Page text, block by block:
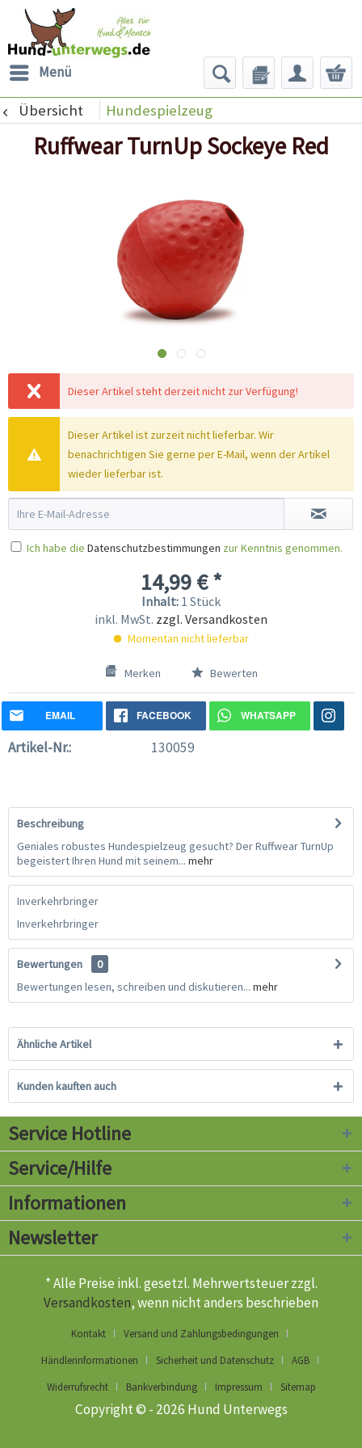
Menü
Übersicht Hundespielzeug
Ruffwear TurnUp Sockeye Red
Dieser Artikel steht derzeit nicht zur Verfügung!
Dieser Artikel ist zurzeit nicht lieferbar. Wir
benachrichtigen Sie gerne per E-Mail, wenn der Artikel
wieder lieferbar ist.
Ich habe die Datenschutzbestimmungen zur Kenntnis genommen.
14,99 € *
Inhalt: 1 Stück
inkl. MwSt. zzgl. Versandkosten
Momentan nicht lieferbar
Merken Bewerten
EMAIL FACEBOOK WHATSAPP
Artikel-Nr.: 130059
Beschreibung
Geniales robustes Hundespielzeug gesucht? Der Ruffwear TurnUp
begeistert Ihren Hund mit seinem... mehr
Inverkehrbringer
Inverkehrbringer
Bewertungen
0
Bewertungen lesen, schreiben und diskutieren... mehr
Ähnliche Artikel
Kunden kauften auch
Service Hotline
Service/Hilfe
Informationen
Newsletter
* Alle Preise inkl. gesetzl. Mehrwertsteuer zzgl.
Versandkosten, wenn nicht anders beschrieben
Kontakt
Versand und Zahlungsbedingungen
Händlerinformationen
Sicherheit und Datenschutz
AGB
Widerrufsrecht
Bankverbindung Impressum Sitemap
Copyright © - 2026 Hund Unterwegs